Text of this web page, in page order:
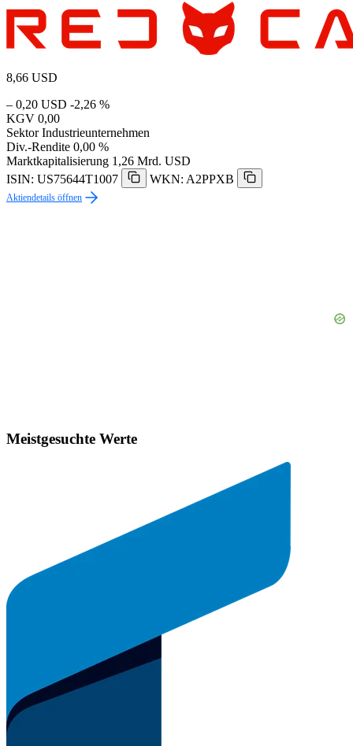
8,66 USD
– 0,20 USD -2,26 %
KGV 0,00
Sektor Industrieunternehmen
Div.-Rendite 0,00 %
Marktkapitalisierung 1,26 Mrd. USD
ISIN: US75644T1007
WKN: A2PPXB
Aktiendetails öffnen
Meistgesuchte Werte